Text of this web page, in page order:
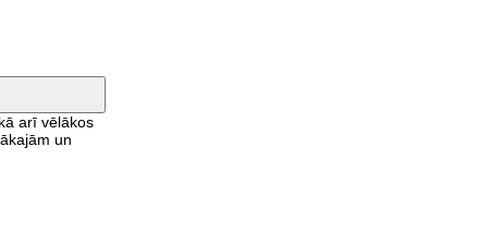
arī vēlākos
un